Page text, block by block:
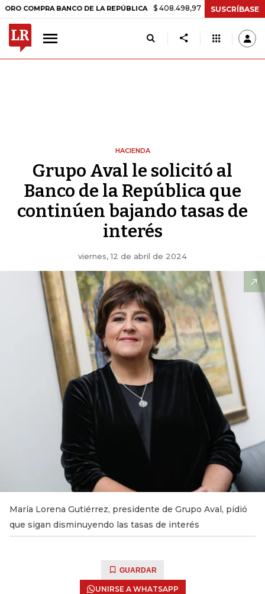
BANCO DE LA REPÚBLICA $ 408.498,97 +$ 8.753,81 +2,19%
SUSCRÍBASE
HACIENDA
Grupo Aval le solicitó al
Banco de la República que
continúen bajando tasas de
interés
viernes, 12 de abril de 2024
María Lorena Gutiérrez, presidente de Grupo Aval, pidió
que sigan disminuyendo las tasas de interés
GUARDAR
UNIRSE A WHATSAPP